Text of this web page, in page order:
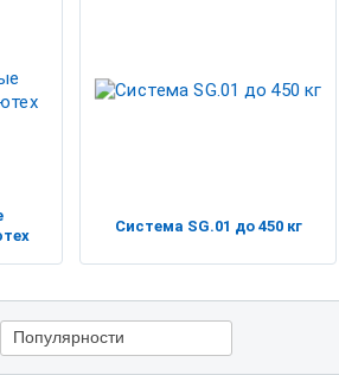
Система SG.01 до 450 кг
Популярности